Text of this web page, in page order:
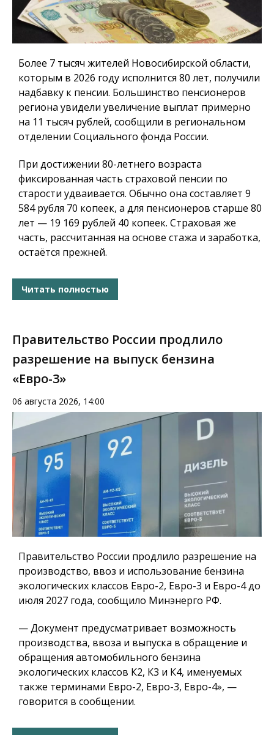
Более 7 тысяч жителей Новосибирской области,
которым в 2026 году исполнится 80 лет, получили
надбавку к пенсии. Большинство пенсионеров
региона увидели увеличение выплат примерно
на 11 тысяч рублей, сообщили в региональном
отделении Социального фонда России.
При достижении 80-летнего возраста
фиксированная часть страховой пенсии по
старости удваивается. Обычно она составляет 9
584 рубля 70 копеек, а для пенсионеров старше 80
лет — 19 169 рублей 40 копеек. Страховая же
часть, рассчитанная на основе стажа и заработка,
остаётся прежней.
Читать полностью
Правительство России продлило
разрешение на выпуск бензина
«Евро-3»
06 августа 2026, 14:00
Правительство России продлило разрешение на
производство, ввоз и использование бензина
экологических классов Евро-2, Евро-3 и Евро-4 до
июля 2027 года, сообщило Минэнерго РФ.
— Документ предусматривает возможность
производства, ввоза и выпуска в обращение и
обращения автомобильного бензина
экологических классов К2, К3 и К4, именуемых
также терминами Евро-2, Евро-3, Евро-4», —
говорится в сообщении.